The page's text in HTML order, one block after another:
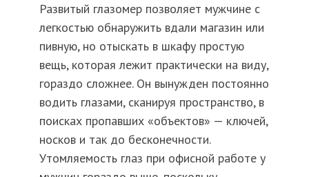
Развитый глазомер позволяет мужчине с
легкостью обнаружить вдали магазин или
пивную, но отыскать в шкафу простую
вещь, которая лежит практически на виду,
гораздо сложнее. Он вынужден постоянно
водить глазами, сканируя пространство, в
поисках пропавших «объектов» — ключей,
носков и так до бесконечности.
Утомляемость глаз при офисной работе у